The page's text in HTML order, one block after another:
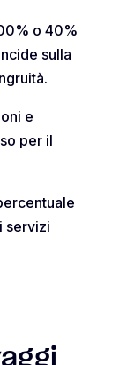
o 40%
sulla
e
per il
servizi